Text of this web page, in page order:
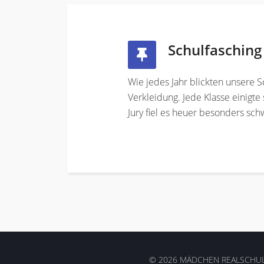
Schulfasching
Wie jedes Jahr blickten unsere
Verkleidung. Jede Klasse
Jury fiel es heuer besonders
© 2026 MÄDCHEN